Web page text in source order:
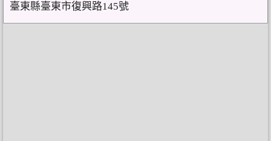
臺東縣臺東市復興路145號